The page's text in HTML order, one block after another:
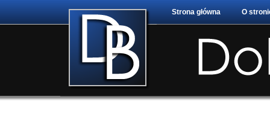
Strona główna O